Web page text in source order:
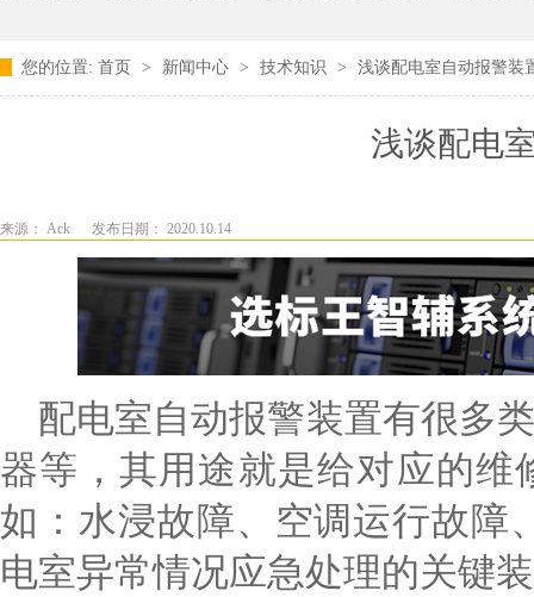
您的位置: 首页 > 新闻中心 > 技术知识 > 浅谈配电室自动报警装
浅谈配电
来源： Ack 发布日期： 2020.10.14
配电室自动报警装置有很多
器等，其用途就是给对应的
如：水浸故障、空调运行故障
电室异常情况应急处理的关键